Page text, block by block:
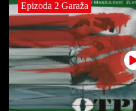
Epizoda 2 Garaža